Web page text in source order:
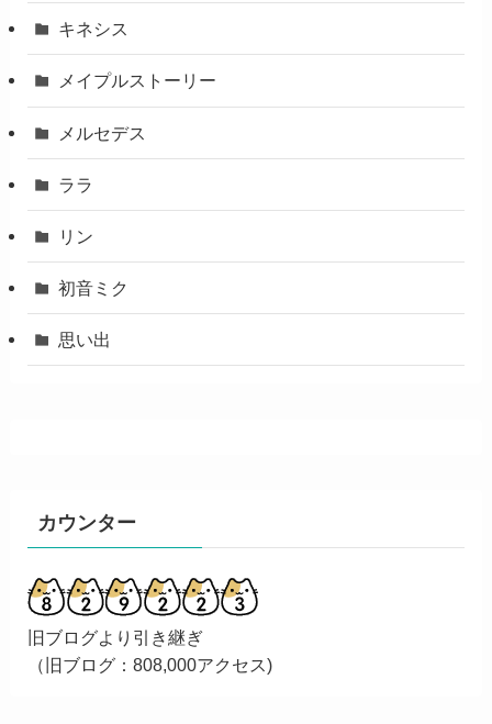
キネシス
メイプルストーリー
メルセデス
ララ
リン
初音ミク
思い出
カウンター
旧ブログより引き継ぎ
（旧ブログ：808,000アクセス)